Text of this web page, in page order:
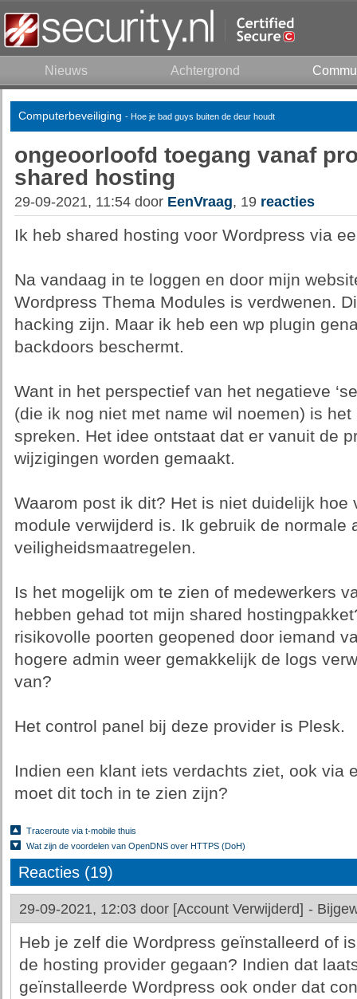
Nieuws Achtergrond
Computerbeveiliging - Hoe je bad guys buiten de deur houdt
ongeoorloofd toegang vanaf
shared hosting
29-09-2021, 11:54 door EenVraag, 19 reacties
Ik heb shared hosting voor Wordpress via
Na vandaag in te loggen en door mijn
Wordpress Thema Modules is verdwenen.
hacking zijn. Maar ik heb een wp plugin
backdoors beschermt.
Want in het perspectief van het negatieve
(die ik nog niet met name wil noemen) is
spreken. Het idee ontstaat dat er vanuit de
wijzigingen worden gemaakt.
Waarom post ik dit? Het is niet duidelijk hoe
module verwijderd is. Ik gebruik de normale
veiligheidsmaatregelen.
Is het mogelijk om te zien of medewerkers
hebben gehad tot mijn shared
risikovolle poorten geopened door iemand
hogere admin weer gemakkelijk de logs
van?
Het control panel bij deze provider is Plesk.
Indien een klant iets verdachts ziet, ook via
moet dit toch in te zien zijn?
Traceroute via t-mobile thuis
Wat zijn de voordelen van OpenDNS over HTTPS (DoH)
Reacties (19)
29-09-2021, 12:03 door [Account Verwijderd] -
Heb je zelf die Wordpress geïnstalleerd of
de hosting provider gegaan? Indien dat
geïnstalleerde Wordpress ook onder dat